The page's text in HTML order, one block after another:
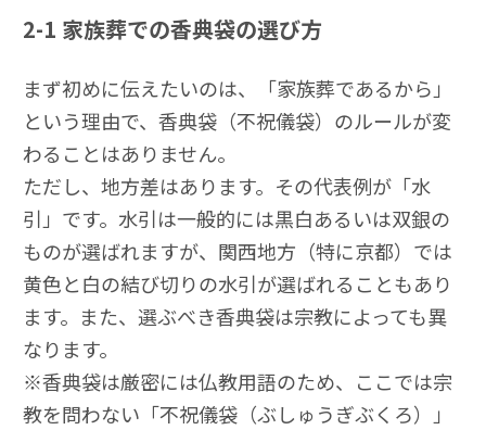
2-1 家族葬での香典袋の選び方
まず初めに伝えたいのは、「家族葬であるから」
という理由で、香典袋（不祝儀袋）のルールが変
わることはありません。
ただし、地方差はあります。その代表例が「水
引」です。水引は一般的には黒白あるいは双銀の
ものが選ばれますが、関西地方（特に京都）では
黄色と白の結び切りの水引が選ばれることもあり
ます。また、選ぶべき香典袋は宗教によっても異
なります。
※香典袋は厳密には仏教用語のため、ここでは宗
教を問わない「不祝儀袋（ぶしゅうぎぶくろ）」